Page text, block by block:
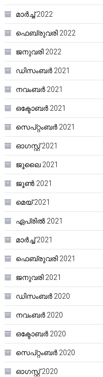
മാർച്ച്‌ 2022
ഫെബ്രുവരി 2022
ജനുവരി 2022
ഡിസംബർ 2021
നവംബർ 2021
ഒക്ടോബർ 2021
സെപ്റ്റംബർ 2021
ഓഗസ്റ്റ്‌ 2021
ജൂലൈ 2021
ജൂൺ 2021
മെയ്‌ 2021
ഏപ്രിൽ 2021
മാർച്ച്‌ 2021
ഫെബ്രുവരി 2021
ജനുവരി 2021
ഡിസംബർ 2020
നവംബർ 2020
ഒക്ടോബർ 2020
സെപ്റ്റംബർ 2020
ഓഗസ്റ്റ്‌ 2020